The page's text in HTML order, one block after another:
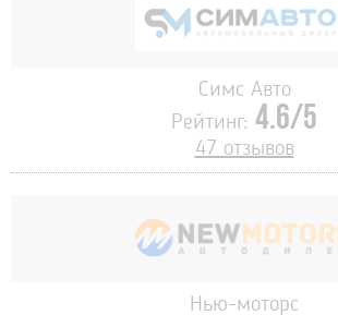
Симс Авто
Рейтинг: 4.6/5
47 отзывов
Нью-моторс